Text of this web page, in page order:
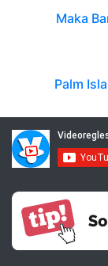
Maka
Palm